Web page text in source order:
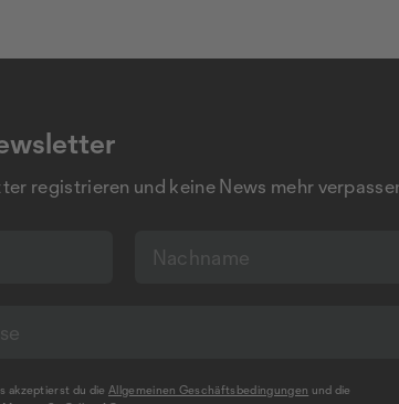
registrieren und keine News mehr
akzeptierst du die Allgemeinen Geschäftsbedingungen und die